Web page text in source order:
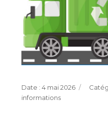
Publié
le
4 mai 2026
informations